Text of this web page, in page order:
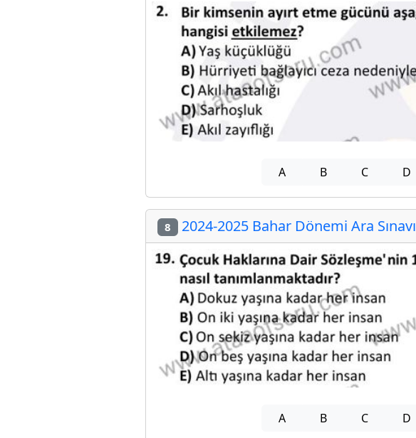
A B C D
8 2024-2025 Bahar Dönemi Ara Sınavı
A B C D